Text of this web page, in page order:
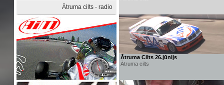
Ātruma cilts - radio
Ātruma Cilts 26.jūnijs
Ātruma cilts